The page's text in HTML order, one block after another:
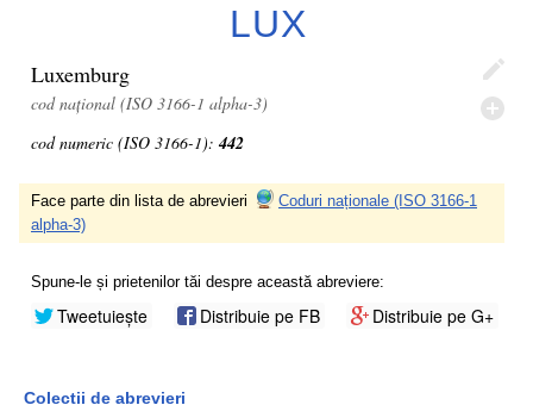
LUX
Luxemburg
cod național (ISO 3166-1 alpha-3)
cod numeric (ISO 3166-1): 442
Face parte din lista de abrevieri
Coduri naționale (ISO 3166-1
alpha-3)
Spune-le și prietenilor tăi despre această abreviere:
Tweetuiește Distribuie pe FB Distribuie pe G+
Colecții de abrevieri